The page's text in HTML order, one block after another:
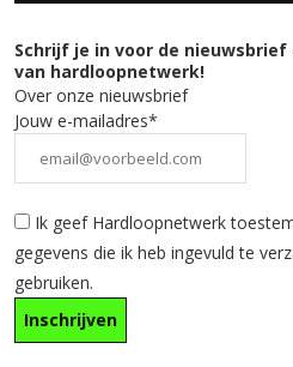
Schrijf je in voor de nieuwsbrief
van hardloopnetwerk!
Over onze nieuwsbrief
Jouw e-mailadres*
Ik geef Hardloopnetwerk
gegevens die ik heb ingevuld te
gebruiken.